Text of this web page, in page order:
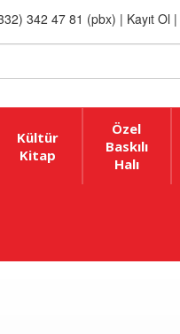
342 47 81 (pbx) | Kayıt Ol |
Kültür
Kitap
Özel
Baskılı
Halı